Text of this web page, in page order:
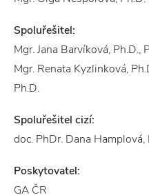
Spoluřešitel:
Mgr. Jana Barvíková, Ph.D.,
Mgr. Renata Kyzlinková,
Ph.D.
Spoluřešitel cizí:
doc. PhDr. Dana
Poskytovatel:
GA ČR